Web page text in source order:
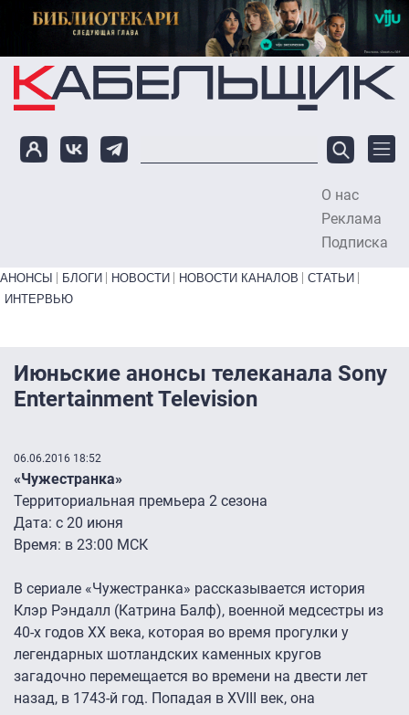
Перейти к основному содержанию
О нас
Реклама
Подписка
Primary links bottom
АНОНСЫ БЛОГИ НОВОСТИ НОВОСТИ КАНАЛОВ
СТАТЬИ
ИНТЕРВЬЮ
Июньские анонсы телеканала Sony
Entertainment Television
06.06.2016 18:52
«Чужестранка»
Территориальная премьера 2 сезона
Дата: с 20 июня
Время: в 23:00 МСК
В сериале «Чужестранка» рассказывается история
Клэр Рэндалл (Катрина Балф), военной медсестры из
40-х годов XX века, которая во время прогулки у
легендарных шотландских каменных кругов
загадочно перемещается во времени на двести лет
назад, в 1743-й год. Попадая в XVIII век, она